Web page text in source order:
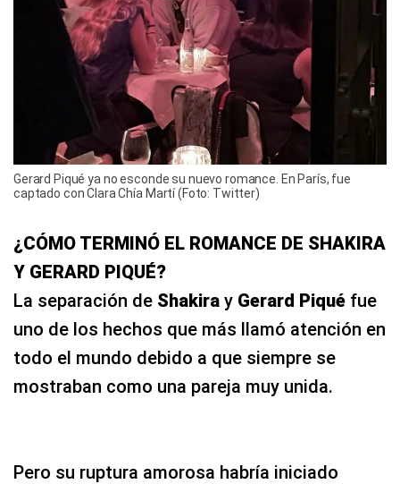
Gerard Piqué ya no esconde su nuevo romance. En París, fue
captado con Clara Chía Martí (Foto: Twitter)
¿CÓMO TERMINÓ EL ROMANCE DE SHAKIRA
Y GERARD PIQUÉ?
La separación de Shakira y Gerard Piqué fue
uno de los hechos que más llamó atención en
todo el mundo debido a que siempre se
mostraban como una pareja muy unida.
Pero su ruptura amorosa habría iniciado